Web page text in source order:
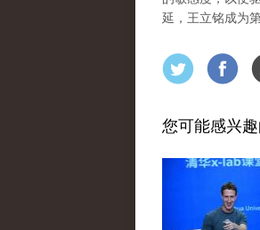
延，王立铭成为
您可能感兴